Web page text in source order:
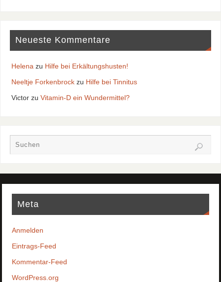
Neueste Kommentare
Helena zu Hilfe bei Erkältungshusten!
Neeltje Forkenbrockzu Hilfe bei Tinnitus
Victorzu Vitamin-D ein Wundermittel?
Meta
Anmelden
Eintrags-Feed
Kommentar-Feed
WordPress.org